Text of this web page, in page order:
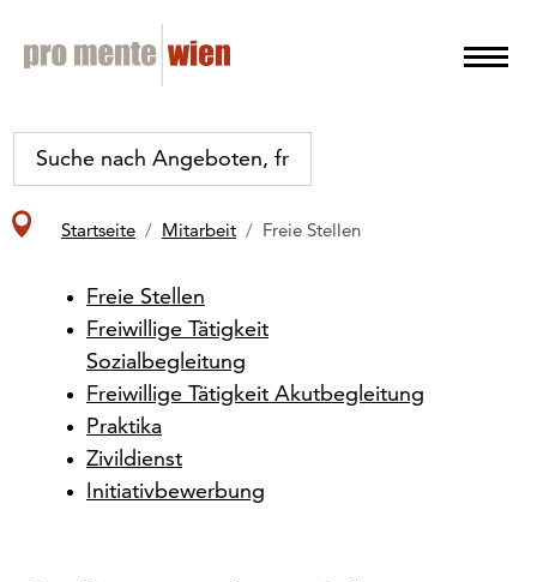
Startseite Mitarbeit Freie Stellen
Freie Stellen
Freiwillige Tätigkeit
Sozialbegleitung
Freiwillige Tätigkeit Akutbegleitung
Praktika
Zivildienst
Initiativbewerbung